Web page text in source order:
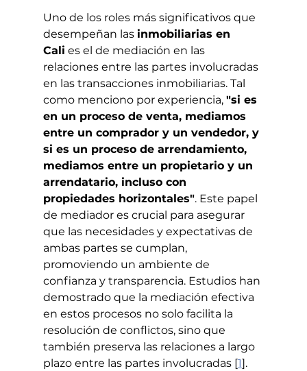
Uno de los roles más significativos que
desempeñan las inmobiliarias en
Cali es el de mediación en las
relaciones entre las partes involucradas
en las transacciones inmobiliarias. Tal
como menciono por experiencia, "si es
en un proceso de venta, mediamos
entre un comprador y un vendedor, y
si es un proceso de arrendamiento,
mediamos entre un propietario y un
arrendatario, incluso con
propiedades horizontales". Este papel
de mediador es crucial para asegurar
que las necesidades y expectativas de
ambas partes se cumplan,
promoviendo un ambiente de
confianza y transparencia. Estudios han
demostrado que la mediación efectiva
en estos procesos no solo facilita la
resolución de conflictos, sino que
también preserva las relaciones a largo
plazo entre las partes involucradas [1].